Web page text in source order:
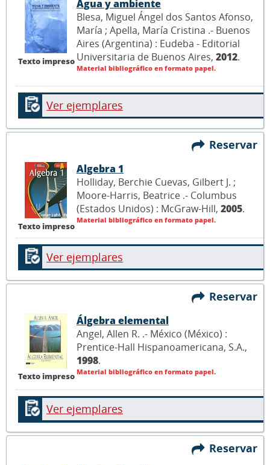
Texto impreso
Agua y ambiente
Blesa, Miguel Ángel dos Santos Afonso,
María ; Apella, María Cristina .- Buenos
Aires (Argentina) : Eudeba - Editorial
Universitaria de Buenos Aires, 2012.
Material bibliográfico en formato papel.
Ver ejemplares
Reservar
Texto impreso
Algebra 1
Holliday, Berchie Cuevas, Gilbert J. ;
Moore-Harris, Beatrice .- Columbus
(Estados Unidos) : McGraw-Hill, 2005.
Material bibliográfico en formato papel.
Ver ejemplares
Reservar
Texto impreso
Álgebra elemental
Angel, Allen R. .- México (México) :
Prentice-Hall Hispanoamericana, S.A.,
1998.
Material bibliográfico en formato papel.
Ver ejemplares
Reservar